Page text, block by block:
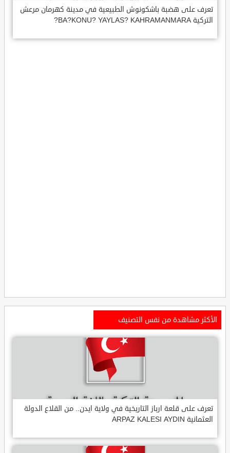
تعرف على هضبة باشكونوش الطبيعية في مدينة كهرمان مرعش
التركية BA?KONU? YAYLAS? KAHRAMANMARA?
الأكثر مشاهدة من نفس التصنيف
تعرف على قلعة ارباز التاريخية في ولاية ايدن.. من القلاع الدولة
العثمانية ARPAZ KALESI AYDIN